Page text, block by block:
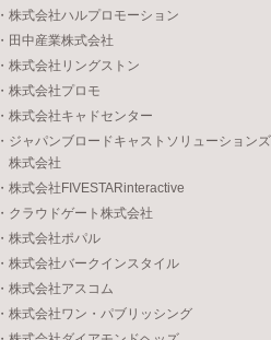
・株式会社ハルプロモーション
・田中産業株式会社
・株式会社リングストン
・株式会社プロモ
・株式会社キャドセンター
・ジャパンブロードキャストソリューションズ
株式会社
・株式会社FIVESTARinteractive
・クラウドゲート株式会社
・株式会社ポパル
・株式会社バークインスタイル
・株式会社アスコム
・株式会社ワン・パブリッシング